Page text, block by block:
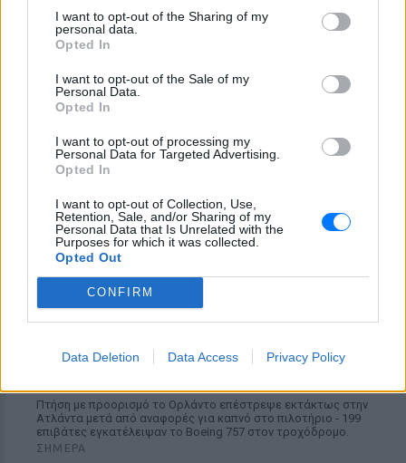
I want to opt-out of the Sharing of my
personal data.
Opted In
I want to opt-out of the Sale of my
Personal Data.
Opted In
I want to opt-out of processing my
Personal Data for Targeted Advertising.
Opted In
I want to opt-out of Collection, Use,
Retention, Sale, and/or Sharing of my
Personal Data that Is Unrelated with the
Purposes for which it was collected.
Opted Out
CONFIRM
Data Deletion Data Access Privacy Policy
Πάρος: Κλειστό το beach bar
από αμέλεια
και αναμένεται να οδηγηθεί στον
εισαγγελέα, ενώ οι γονείς του παιδιού
NIGHTΛΆΙΦ
Εκκενώθηκε αεροσκάφος με τσουλήθρες
Πτήση με προορισμό το Ορλάντο επέστρεψε εκτάκτως στην
Ατλάντα μετά από αναφορές για καπνό στο πιλοτήριο - 199
επιβάτες εγκατέλειψαν το Boeing 757 στον τροχόδρομο.
ΣΉΜΕΡΑ